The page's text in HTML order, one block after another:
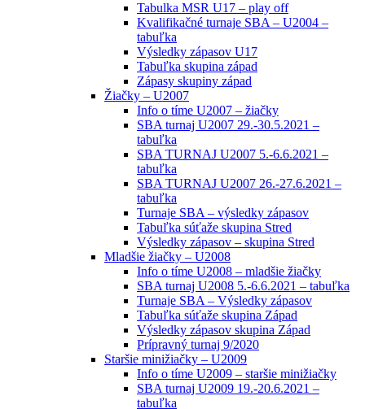
Tabulka MSR U17 – play off
Kvalifikačné turnaje SBA – U2004 –
tabuľka
Výsledky zápasov U17
Tabuľka skupina západ
Zápasy skupiny západ
Žiačky – U2007
Info o tíme U2007 – žiačky
SBA turnaj U2007 29.-30.5.2021 –
tabuľka
SBA TURNAJ U2007 5.-6.6.2021 –
tabuľka
SBA TURNAJ U2007 26.-27.6.2021 –
tabuľka
Turnaje SBA – výsledky zápasov
Tabuľka súťaže skupina Stred
Výsledky zápasov – skupina Stred
Mladšie žiačky – U2008
Info o tíme U2008 – mladšie žiačky
SBA turnaj U2008 5.-6.6.2021 – tabuľka
Turnaje SBA – Výsledky zápasov
Tabuľka súťaže skupina Západ
Výsledky zápasov skupina Západ
Prípravný turnaj 9/2020
Staršie minižiačky – U2009
Info o tíme U2009 – staršie minižiačky
SBA turnaj U2009 19.-20.6.2021 –
tabuľka